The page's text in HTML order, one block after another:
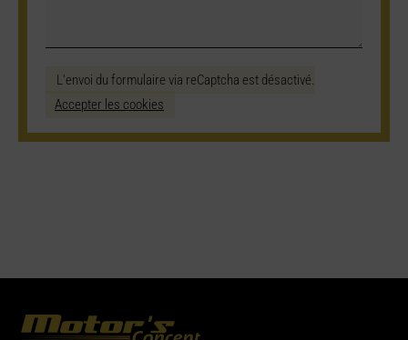
L'envoi du formulaire via reCaptcha est désactivé.
Accepter les cookies